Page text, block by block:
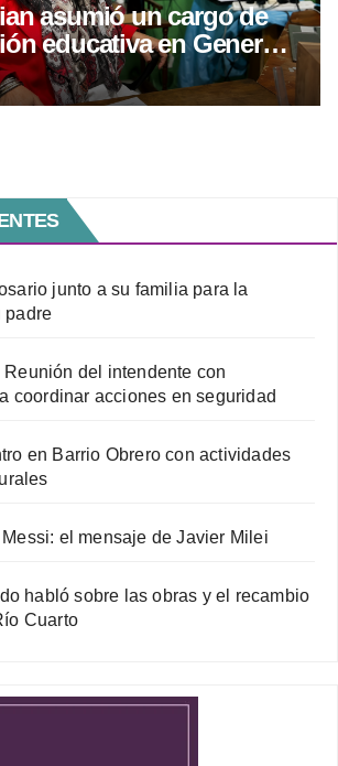
asumió un cargo de
educativa en General
junto a su familia para la
padre
del intendente con
coordinar acciones en seguridad
en Barrio Obrero con actividades
el mensaje de Javier Milei
habló sobre las obras y el recambio
Cuarto